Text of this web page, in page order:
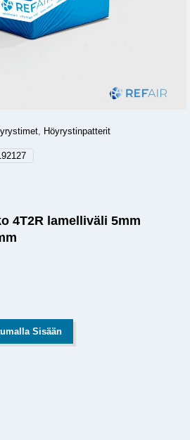
, Höyrystinpatterit
4T2R lamelliväli 5mm
Sisään